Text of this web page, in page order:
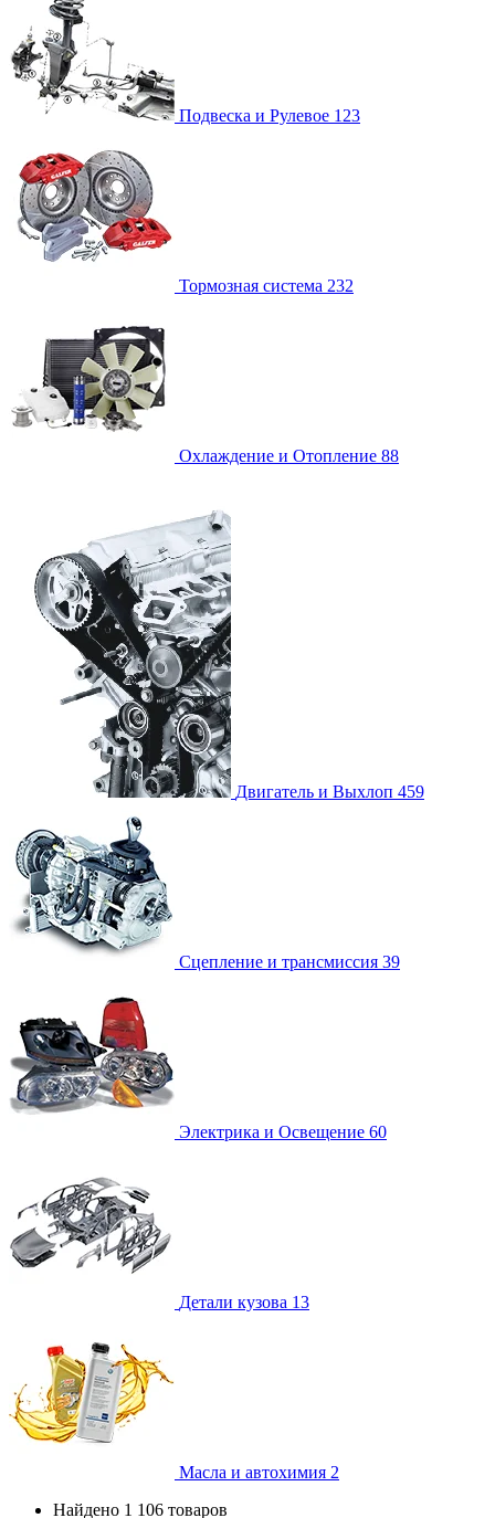
Подвеска и Рулевое 123
Тормозная система 232
Охлаждение и Отопление 88
Двигатель и Выхлоп 459
Сцепление и трансмиссия 39
Электрика и Освещение 60
Детали кузова 13
Масла и автохимия 2
Найдено 1 106 товаров